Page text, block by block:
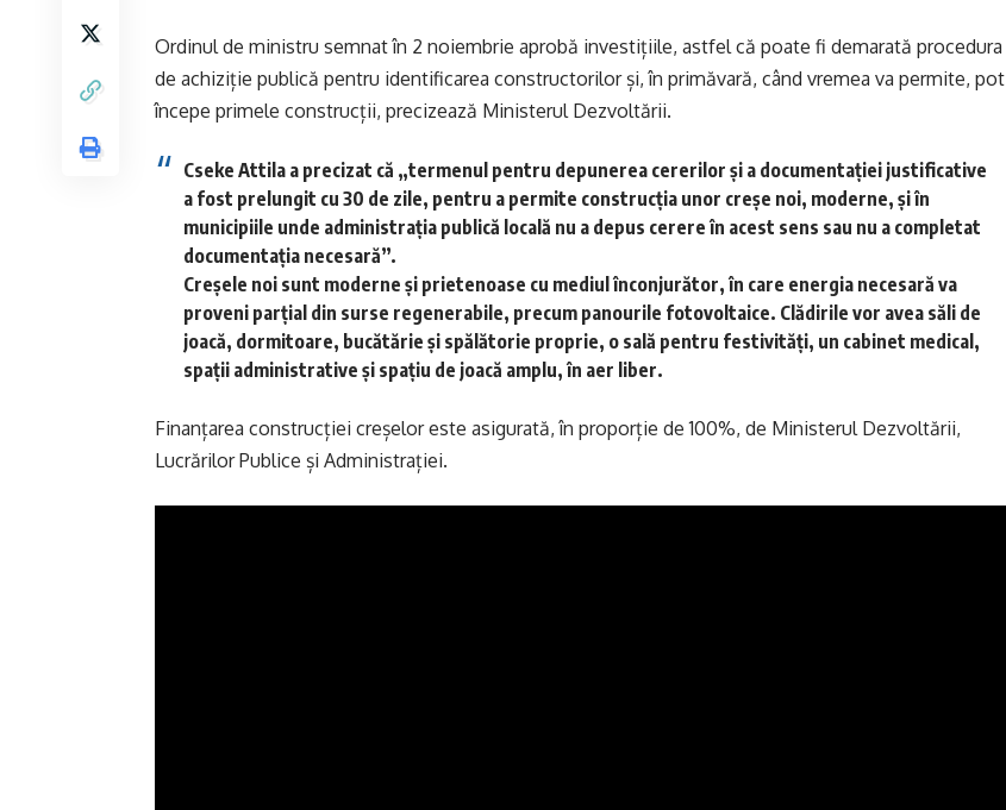
Ordinul de ministru semnat în 2 noiembrie aprobă investițiile, astfel că poate fi demarată procedura
de achiziție publică pentru identificarea constructorilor și, în primăvară, când vremea va permite, pot
începe primele construcții, precizează Ministerul Dezvoltării.
Cseke Attila a precizat că „termenul pentru depunerea cererilor și a documentației justificative
a fost prelungit cu 30 de zile, pentru a permite construcția unor creșe noi, moderne, și în
municipiile unde administrația publică locală nu a depus cerere în acest sens sau nu a completat
documentația necesară”.
Creșele noi sunt moderne și prietenoase cu mediul înconjurător, în care energia necesară va
proveni parțial din surse regenerabile, precum panourile fotovoltaice. Clădirile vor avea săli de
joacă, dormitoare, bucătărie și spălătorie proprie, o sală pentru festivități, un cabinet medical,
spații administrative și spațiu de joacă amplu, în aer liber.
Finanțarea construcției creșelor este asigurată, în proporție de 100%, de Ministerul Dezvoltării,
Lucrărilor Publice și Administrației.